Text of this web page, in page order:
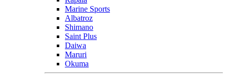
Marine Sports
Albatroz
Shimano
Saint Plus
Daiwa
Maruri
Okuma